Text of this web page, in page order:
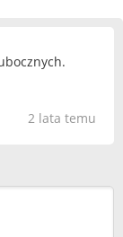
2 lata temu